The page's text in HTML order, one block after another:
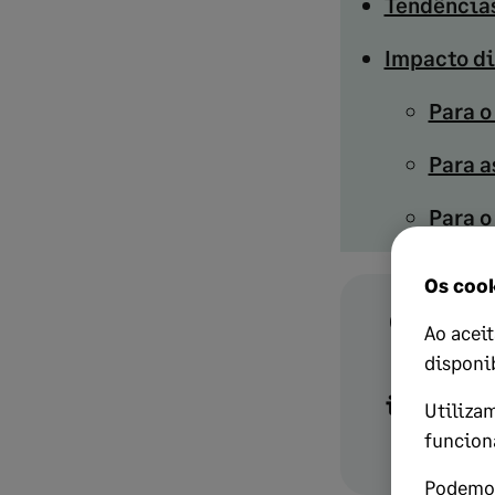
Impacto
Para
Para
Para
Com o
seu
Os
Ao